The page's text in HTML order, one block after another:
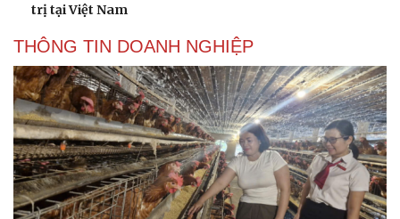
trị tại Việt Nam
THÔNG TIN DOANH NGHIỆP